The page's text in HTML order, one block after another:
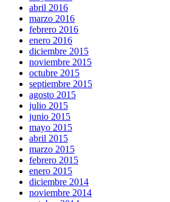
abril 2016
marzo 2016
febrero 2016
enero 2016
diciembre 2015
noviembre 2015
octubre 2015
septiembre 2015
agosto 2015
julio 2015
junio 2015
mayo 2015
abril 2015
marzo 2015
febrero 2015
enero 2015
diciembre 2014
noviembre 2014